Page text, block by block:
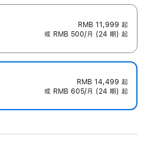
RMB 11,999 起
或 RMB 500/月 (24 期) 起
RMB 14,499 起
或 RMB 605/月 (24 期) 起